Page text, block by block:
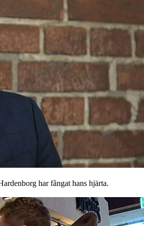
har fångat hans hjärta.